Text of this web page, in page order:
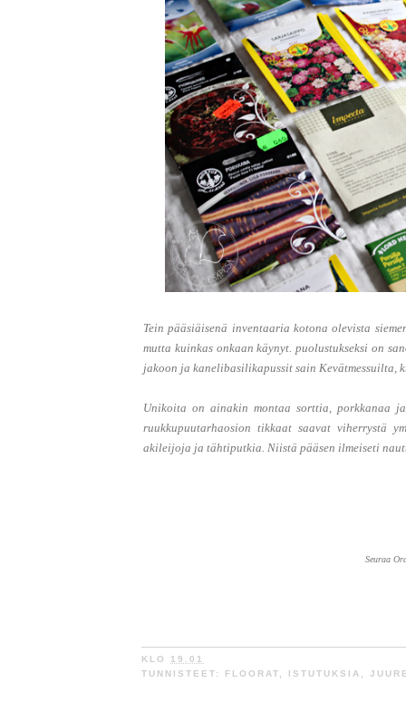
Tein pääsiäisenä inventaaria kotona olevista
mutta kuinkas onkaan käynyt. puolustukseksi on
jakoon ja kanelibasilikapussit sain Kevätmessuilta,
Unikoita on ainakin montaa sorttia, porkkanaa
ruukkupuutarhaosion tikkaat saavat viherrystä
akileijoja ja tähtiputkia. Niistä pääsen ilmeiseti
Seuraa
KLO 19.01
TUNNISTEET: FLOORAT ISTUTUKSIA